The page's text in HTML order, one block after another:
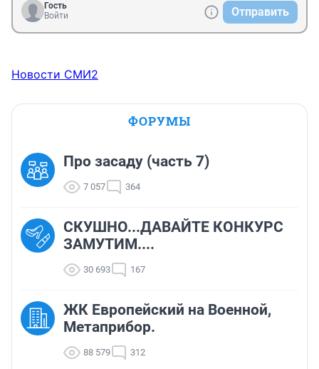
Гость
Войти
Отправить
Новости СМИ2
ФОРУМЫ
Про засаду (часть 7)
7 057 364
СКУШНО...ДАВАЙТЕ КОНКУРС
ЗАМУТИМ....
30 693 167
ЖК Европейский на Военной,
Метаприбор.
88 579 312